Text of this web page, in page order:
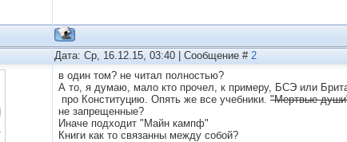
Дата: Ср, 16.12.15, 03:40 | Сообщение # 2
в один том? не читал полностью?
А то, я думаю, мало кто прочел, к примеру, БСЭ или
про Конституцию. Опять же все учебники. "Мертвые
не запрещенные?
Иначе подходит "Майн кампф"
Книги как то связанны между собой?